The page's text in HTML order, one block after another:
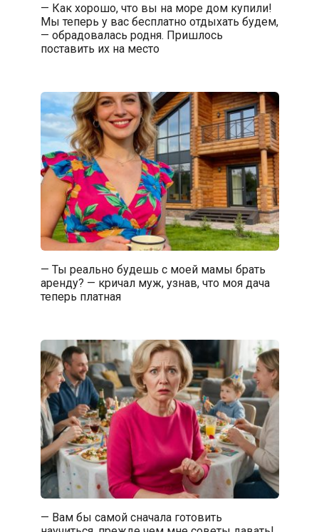
— Как хорошо, что вы на море дом купили!
Мы теперь у вас бесплатно отдыхать будем,
— обрадовалась родня. Пришлось
поставить их на место
— Ты реально будешь с моей мамы брать
аренду? — кричал муж, узнав, что моя дача
теперь платная
— Вам бы самой сначала готовить